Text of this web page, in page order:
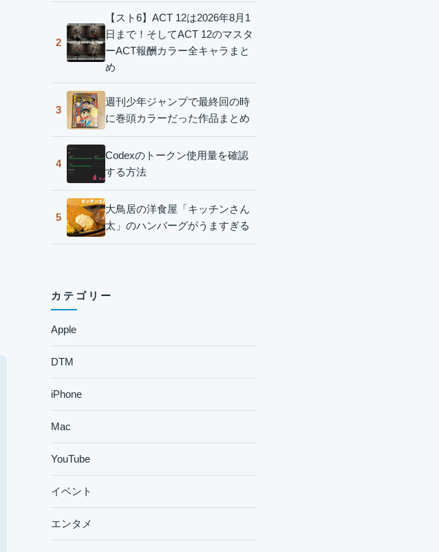
2
【スト6】ACT 12は2026年8月1
日まで！そしてACT 12のマスタ
ーACT報酬カラー全キャラまと
め
3
週刊少年ジャンプで最終回の時
に巻頭カラーだった作品まとめ
4
Codexのトークン使用量を確認
する方法
5
大鳥居の洋食屋「キッチンさん
太」のハンバーグがうますぎる
カテゴリー
Apple
DTM
iPhone
Mac
YouTube
イベント
エンタメ